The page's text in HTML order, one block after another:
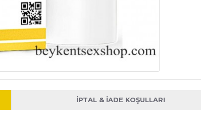
İPTAL & İADE KOŞULLARI